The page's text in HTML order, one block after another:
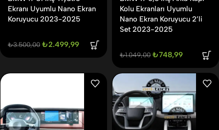
Ekranı Uyumlu Nano Ekran
Koruyucu 2023-2025
₺3.500,00 ₺2.499,99
Kolu Ekranları Uyumlu
Nano Ekran Koruyucu 2’li
Set 2023-2025
₺1.049,00 ₺748,99